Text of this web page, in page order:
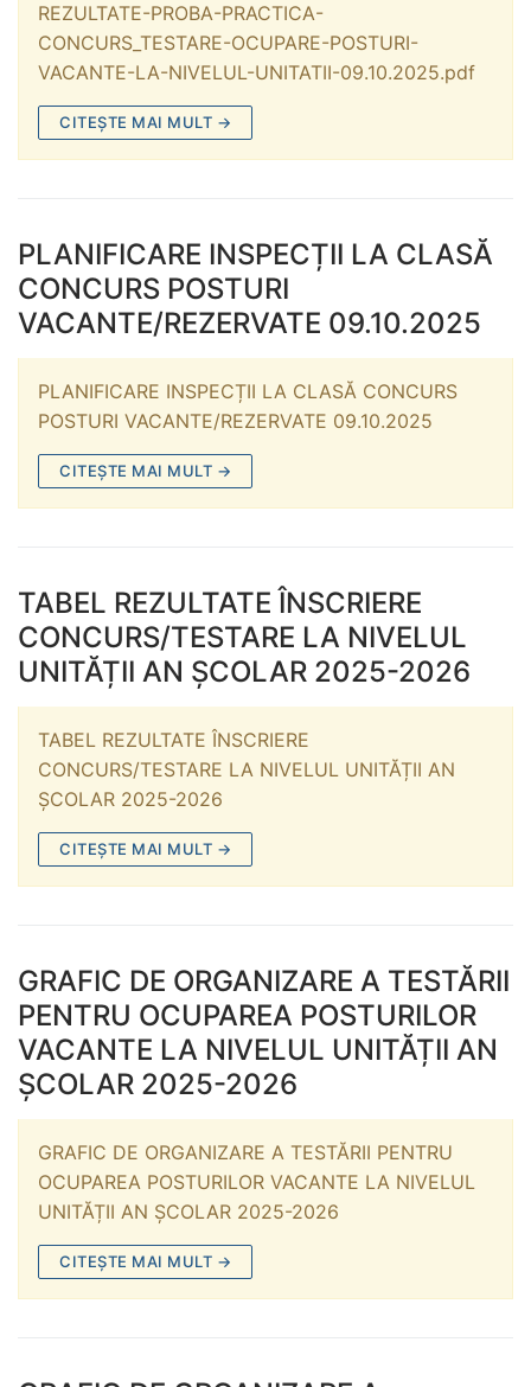
REZULTATE-PROBA-PRACTICA-
CONCURS_TESTARE-OCUPARE-POSTURI-
VACANTE-LA-NIVELUL-UNITATII-09.10.2025.pdf
CITEȘTE MAI MULT →
PLANIFICARE INSPECȚII LA CLASĂ
CONCURS POSTURI
VACANTE/REZERVATE 09.10.2025
PLANIFICARE INSPECȚII LA CLASĂ CONCURS
POSTURI VACANTE/REZERVATE 09.10.2025
CITEȘTE MAI MULT →
TABEL REZULTATE ÎNSCRIERE
CONCURS/TESTARE LA NIVELUL
UNITĂȚII AN ȘCOLAR 2025-2026
TABEL REZULTATE ÎNSCRIERE
CONCURS/TESTARE LA NIVELUL UNITĂȚII AN
ȘCOLAR 2025-2026
CITEȘTE MAI MULT →
GRAFIC DE ORGANIZARE A TESTĂRII
PENTRU OCUPAREA POSTURILOR
VACANTE LA NIVELUL UNITĂȚII AN
ȘCOLAR 2025-2026
GRAFIC DE ORGANIZARE A TESTĂRII PENTRU
OCUPAREA POSTURILOR VACANTE LA NIVELUL
UNITĂȚII AN ȘCOLAR 2025-2026
CITEȘTE MAI MULT →